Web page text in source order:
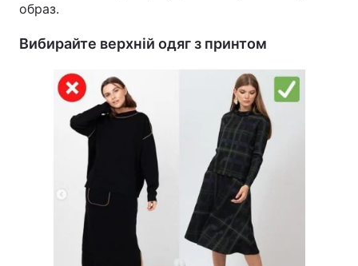
образ.
Вибирайте верхній одяг з принтом